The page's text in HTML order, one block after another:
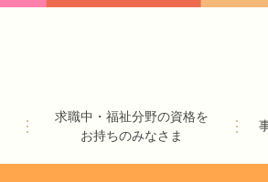
求職中・福祉分野の資格を
お持ちのみなさま